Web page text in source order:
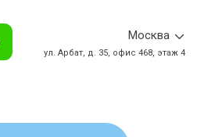
Москва
ул. Арбат, д. 35, офис 468, этаж 4